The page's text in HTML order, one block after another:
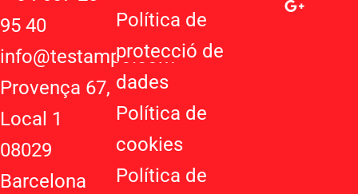
95 40
info@testampo.com
Provença 67,
Local 1
08029
Barcelona
Política de
protecció de
dades
Política de
cookies
Política de
g